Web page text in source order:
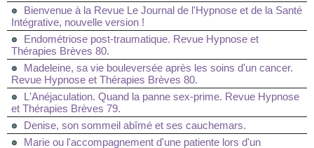
Bienvenue à la Revue Le Journal de l'Hypnose et de la Santé
Intégrative, nouvelle version !
Endométriose post-traumatique. Revue Hypnose et
Thérapies Brèves 80.
Madeleine, sa vie bouleversée après les soins d'un cancer.
Revue Hypnose et Thérapies Brèves 80.
L'Anéjaculation. Quand la panne sex-prime. Revue Hypnose
et Thérapies Brèves 79.
Denise, son sommeil abîmé et ses cauchemars.
Marie ou l'accompagnement d'une patiente lors d'un